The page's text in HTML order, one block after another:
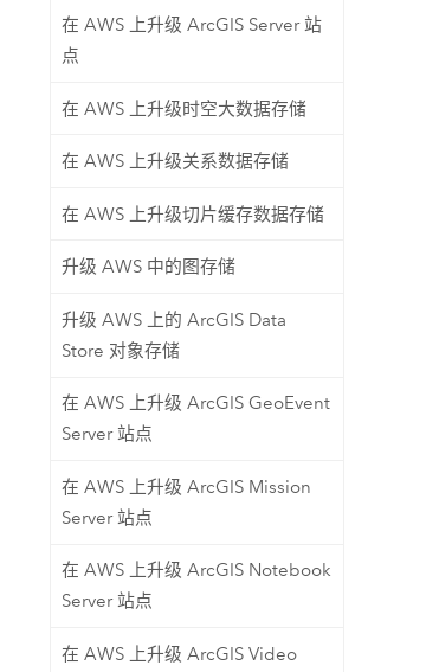
在 AWS 上升级 ArcGIS Server 站
点
在 AWS 上升级时空大数据存储
在 AWS 上升级关系数据存储
在 AWS 上升级切片缓存数据存储
升级 AWS 中的图存储
升级 AWS 上的 ArcGIS Data
Store 对象存储
在 AWS 上升级 ArcGIS GeoEvent
Server 站点
在 AWS 上升级 ArcGIS Mission
Server 站点
在 AWS 上升级 ArcGIS Notebook
Server 站点
在 AWS 上升级 ArcGIS Video